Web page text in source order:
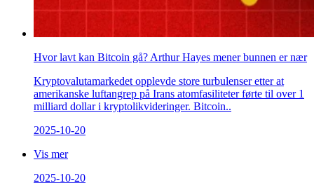
Hvor lavt kan Bitcoin gå? Arthur Hayes mener bunnen er nær
Kryptovalutamarkedet opplevde store turbulenser etter at
amerikanske luftangrep på Irans atomfasiliteter førte til over 1
milliard dollar i kryptolikvideringer. Bitcoin..
2025-10-20
Vis mer
2025-10-20